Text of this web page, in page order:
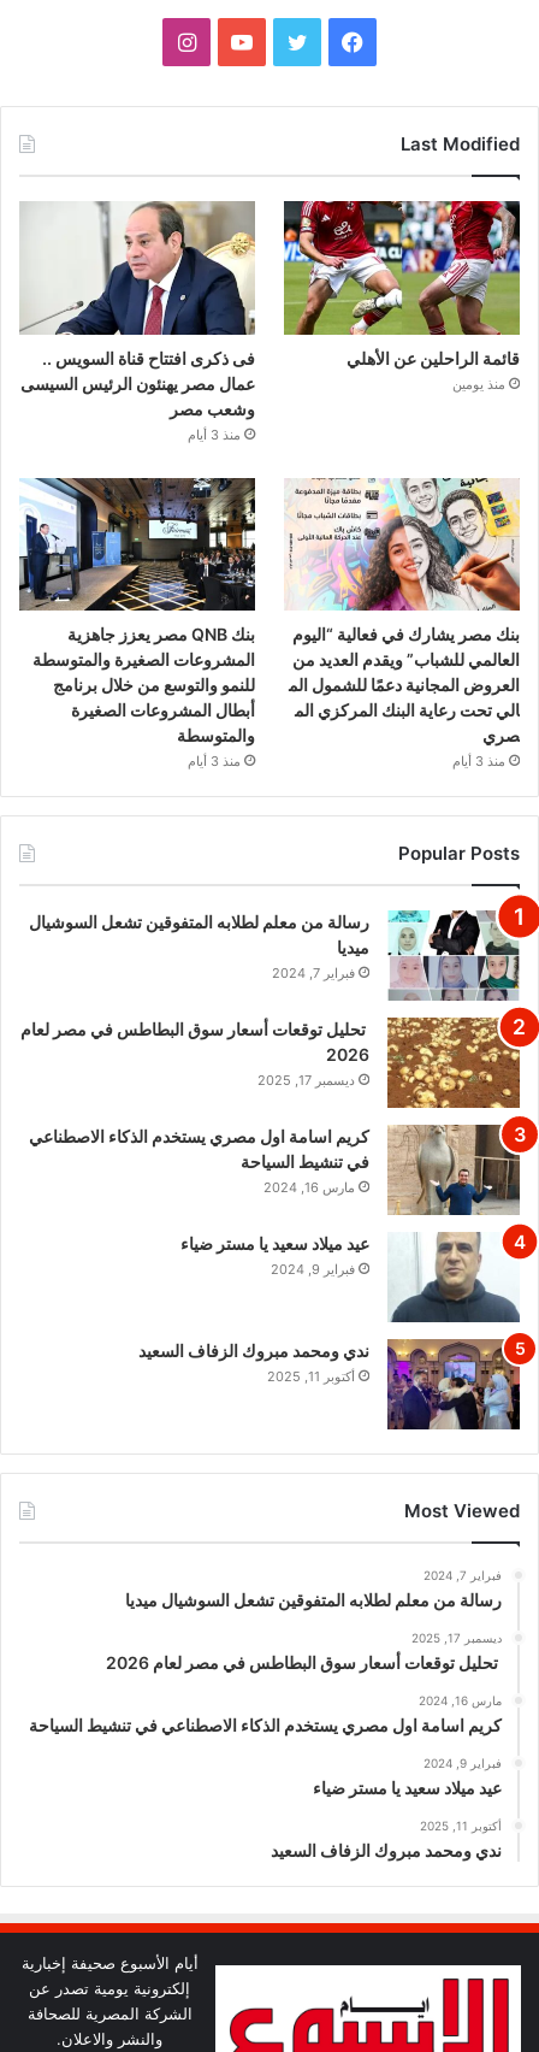
فيسبوك تويتر يوتيوبانستقرام
Last Modified
قائمة الراحلين عن الأهلي
منذ يومين
فى ذكرى افتتاح قناة السويس ..
عمال مصر يهنئون الرئيس السيسى
وشعب مصر
منذ 3 أيام
بنك مصر يشارك في فعالية “اليوم
العالمي للشباب” ويقدم العديد من
العروض المجانية دعمًا للشمول الم
الي تحت رعاية البنك المركزي الم
صري
منذ 3 أيام
بنك QNB مصر يعزز جاهزية
المشروعات الصغيرة والمتوسطة
للنمو والتوسع من خلال برنامج
أبطال المشروعات الصغيرة
والمتوسطة
منذ 3 أيام
Popular Posts
رسالة من معلم لطلابه المتفوقين تشعل السوشيال
ميديا
فبراير 7, 2024
تحليل توقعات أسعار سوق البطاطس في مصر لعام
2026
ديسمبر 17, 2025
كريم اسامة اول مصري يستخدم الذكاء الاصطناعي
في تنشيط السياحة
مارس 16, 2024
عيد ميلاد سعيد يا مستر ضياء
فبراير 9, 2024
ندي ومحمد مبروك الزفاف السعيد
أكتوبر 11, 2025
Most Viewed
فبراير 7, 2024
رسالة من معلم لطلابه المتفوقين تشعل السوشيال ميديا
ديسمبر 17, 2025
تحليل توقعات أسعار سوق البطاطس في مصر لعام 2026
مارس 16, 2024
كريم اسامة اول مصري يستخدم الذكاء الاصطناعي في تنشيط السياحة
فبراير 9, 2024
عيد ميلاد سعيد يا مستر ضياء
أكتوبر 11, 2025
ندي ومحمد مبروك الزفاف السعيد
أيام الأسبوع صحيفة إخبارية
إلكترونية يومية تصدر عن
الشركة المصرية للصحافة
والنشر والاعلان.